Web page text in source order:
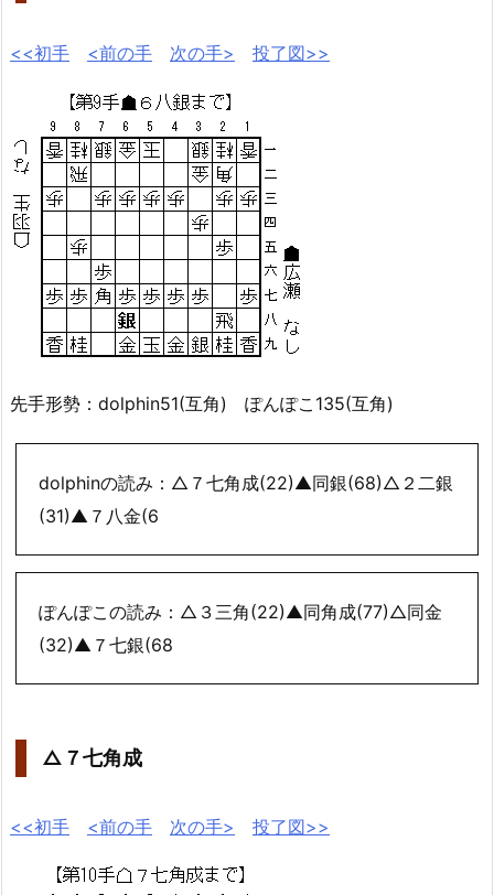
<<初手 <前の手 次の手> 投了図>>
先手形勢：dolphin51(互角) ぽんぽこ135(互角)
dolphinの読み：△７七角成(22)▲同銀(68)△２二銀
(31)▲７八金(6
ぽんぽこの読み：△３三角(22)▲同角成(77)△同金
(32)▲７七銀(68
△７七角成
<<初手 <前の手 次の手> 投了図>>